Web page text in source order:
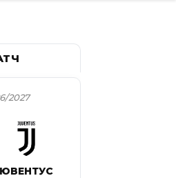
2027
ЮВЕНТУС